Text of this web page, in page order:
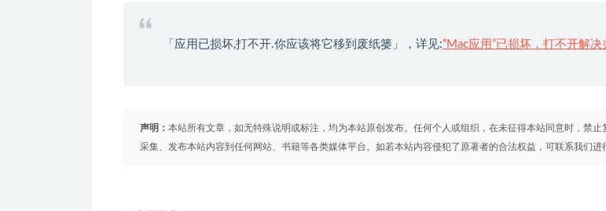
「应用已损坏,打不开.你应该将它移到废纸篓」，详见:“Mac应用”已损坏，打不开解决
声明： 本站所有文章，如无特殊说明或标注，均为本站原创发布。任何个人或组织，在未征得本站同意时，禁止
采集、发布本站内容到任何网站、书籍等各类媒体平台。如若本站内容侵犯了原著者的合法权益，可联系我们进